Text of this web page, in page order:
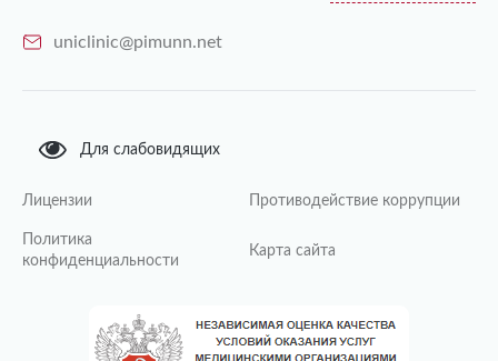
uniclinic@pimunn.net
Для слабовидящих
Лицензии Противодействие коррупции
Политика
конфиденциальности
Карта сайта